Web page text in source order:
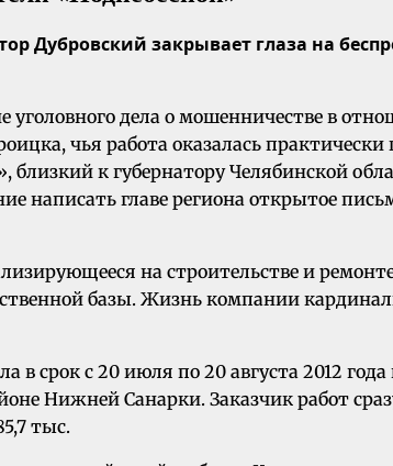
Дубровский закрывает глаза на
дела о мошенничестве в
чья работа оказалась
к губернатору Челябинской
написать главе региона открытое
на строительстве и
базы. Жизнь компании
срок с 20 июля по 20 августа 2012
Нижней Санарки. Заказчик работ
тыс.